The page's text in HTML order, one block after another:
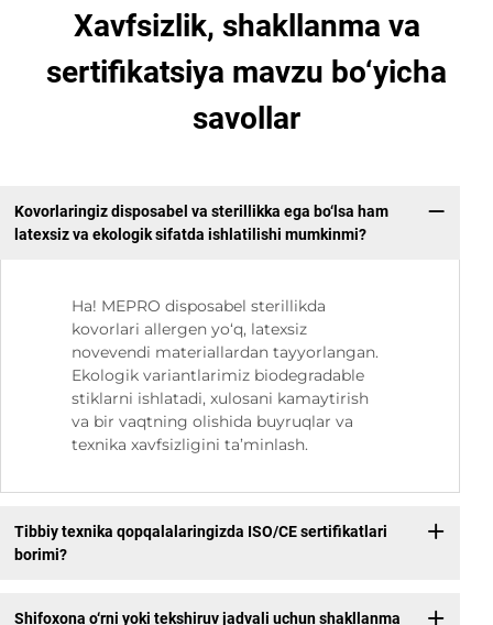
Xavfsizlik, shakllanma va
sertifikatsiya mavzu bo‘yicha
savollar
Kovorlaringiz disposabel va sterillikka ega bo‘lsa ham
latexsiz va ekologik sifatda ishlatilishi mumkinmi?
Ha! MEPRO disposabel sterillikda
kovorlari allergen yo‘q, latexsiz
novevendi materiallardan tayyorlangan.
Ekologik variantlarimiz biodegradable
stiklarni ishlatadi, xulosani kamaytirish
va bir vaqtning olishida buyruqlar va
texnika xavfsizligini ta’minlash.
Tibbiy texnika qopqalalaringizda ISO/CE sertifikatlari
borimi?
Shifoxona o‘rni yoki tekshiruv jadvali uchun shakllanma